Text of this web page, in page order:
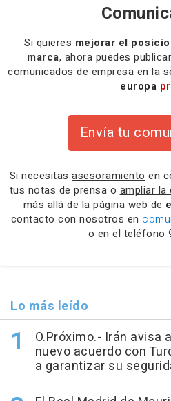
Si quieres mejorar el
marca, ahora puedes
comunicados de empresa en la
europa
Envía tu
Si necesitas asesoramiento en
tus notas de prensa o ampliar la
más allá de la página web de
contacto con nosotros en
o en el teléfono
Lo más leído
O.Próximo.- Irán avisa
nuevo acuerdo con
a garantizar su